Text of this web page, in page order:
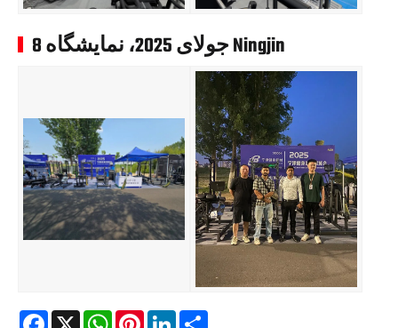
8 جولای 2025، نمایشگاه Ningjin
Facebook
X WhatsAppPinterestLinkedIn